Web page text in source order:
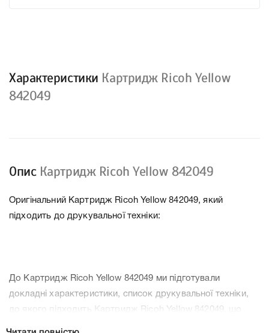
Характеристики Картридж Ricoh Yellow
842049
Опис Картридж Ricoh Yellow 842049
Оригінальний Картридж Ricoh Yellow 842049, який
підходить до друкувальної техніки:
До Картридж Ricoh Yellow 842049 ми підготували
докладні характеристики, список друкувальної техніки,
до якого підходить Картридж Ricoh Yellow 842049, що